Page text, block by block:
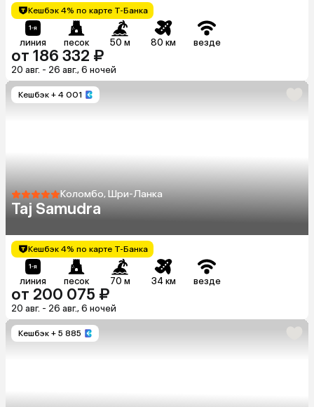
Кешбэк 4% по карте Т-Банка
линия песок 50 м 80 км везде
от 186 332 ₽
20 авг. - 26 авг., 6 ночей
Кешбэк + 4 001
Коломбо, Шри-Ланка
Taj Samudra
Кешбэк 4% по карте Т-Банка
линия песок 70 м 34 км везде
от 200 075 ₽
20 авг. - 26 авг., 6 ночей
Кешбэк + 5 885